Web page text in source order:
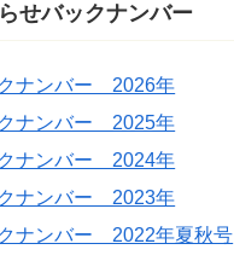
らせバックナンバー
ナンバー 2026年
ナンバー 2025年
ナンバー 2024年
ナンバー 2023年
ナンバー 2022年夏秋号